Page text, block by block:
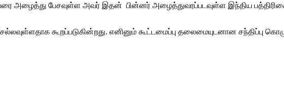
அழைத்து பேசவுள்ள அவர் இதன் பின்னர் அழைத்துவரப்படவுள்ள இந்திய
கூறப்படுகின்றது. எனினும் கூட்டமைப்பு தலைமையுடனான சந்திப்பு